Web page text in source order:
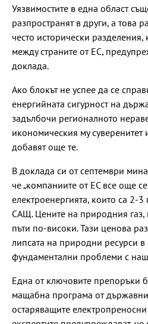
Уязвимостите в една област
разпространят в други, а това
често исторически разделения,
между страните от ЕС,
доклада.
Ако блокът не успее да се
енергийната сигурност на
задълбочи регионалното
икономическия му суверенитет
добавят още те.
В доклада си от септември
че „компаниите от ЕС все още
електроенергията, които са 2-
САЩ. Цените на природния газ,
пъти по-високи. Тази ценова
липсата на природни ресурси
фундаментални проблеми с
Една от ключовите препоръки
мащабна програма от
остаряващите